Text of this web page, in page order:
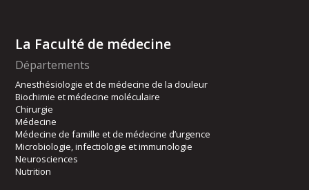
La Faculté de médecine
Départements
Anesthésiologie et de médecine de la douleur
Biochimie et médecine moléculaire
Chirurgie
Médecine
Médecine de famille et de médecine d’urgence
Microbiologie, infectiologie et immunologie
Neurosciences
Nutrition